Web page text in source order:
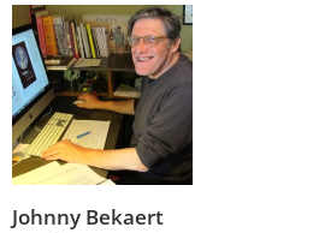
Johnny Bekaert